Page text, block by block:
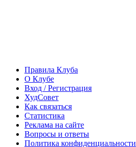
Правила Клуба
О Клубе
Вход / Регистрация
ХудСовет
Как связаться
Статистика
Реклама на сайте
Вопросы и ответы
Политика конфиденциальности